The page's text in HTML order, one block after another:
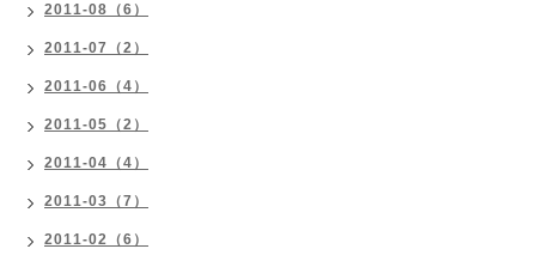
2011-08（6）
2011-07（2）
2011-06（4）
2011-05（2）
2011-04（4）
2011-03（7）
2011-02（6）